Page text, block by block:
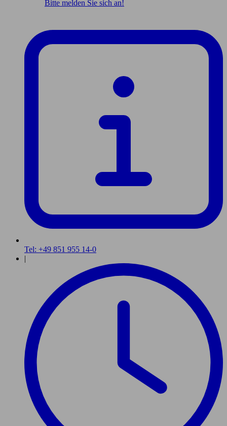
Bitte melden Sie sich an!
Tel: +49 851 955 14-0
|